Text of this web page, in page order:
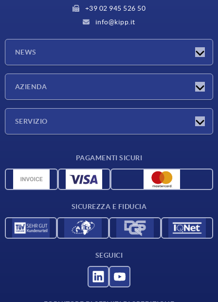
+39 02 945 526 50
info@kipp.it
NEWS
AZIENDA
SERVIZIO
Dati CAD
PAGAMENTI SICURI
SICUREZZA E FIDUCIA
SEGUICI